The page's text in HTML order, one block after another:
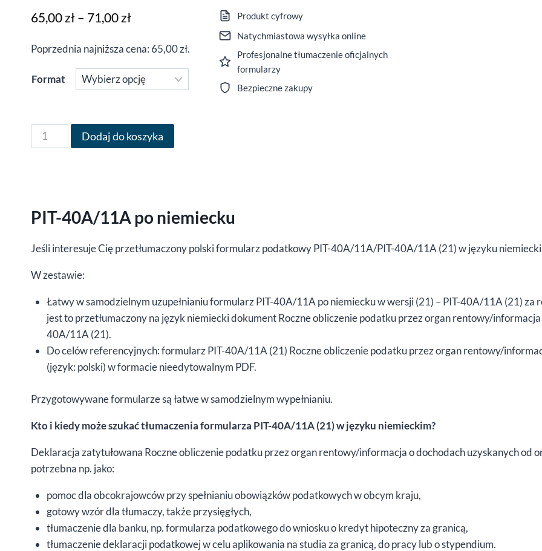
65,00zł– 71,00złZakres
od
65,00 zł
Poprzednia najniższa cena: 65,00zł.
Format
ilość
Formularz
niemiecku
rok
wersja
(21),
edytowalny
DOCX
interaktywny
PDF
Dodaj do koszyka
Produkt cyfrowy
Natychmiastowa wysyłka online
Profesjonalne tłumaczenie oficjalnych
formularzy
Bezpieczne zakupy
PIT-40A/11A po niemiecku
Jeśli interesuje Cię przetłumaczony polski formularz podatkowy PIT-40A/11A/PIT-40A/11A (21) w języku
W zestawie:
Łatwy w samodzielnym uzupełnianiu formularz PIT-40A/11A po niemiecku w wersji (21) – PIT-40A/11A (21)
jest to przetłumaczony na język niemiecki dokument Roczne obliczenie podatku przez organ rentowy/
40A/11A (21).
Do celów referencyjnych: formularz PIT-40A/11A (21) Roczne obliczenie podatku przez organ rentowy/
(język: polski) w formacie nieedytowalnym PDF.
Przygotowywane formularze są łatwe w samodzielnym wypełnianiu.
Kto i kiedy może szukać tłumaczenia formularza PIT-40A/11A (21) w języku niemieckim?
Deklaracja zatytułowana Roczne obliczenie podatku przez organ rentowy/informacja o dochodach uzyskanych od
potrzebna np. jako:
pomoc dla obcokrajowców przy spełnianiu obowiązków podatkowych w obcym kraju,
gotowy wzór dla tłumaczy, także przysięgłych,
tłumaczenie dla banku, np. formularza podatkowego do wniosku o kredyt hipoteczny za granicą,
tłumaczenie deklaracji podatkowej w celu aplikowania na studia za granicą, do pracy lub o stypendium.